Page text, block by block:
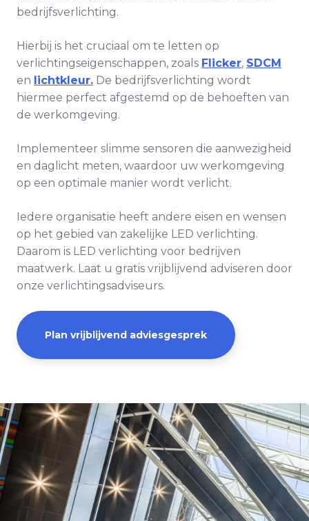
bedrijfsverlichting.
Hierbij is het cruciaal om te letten op
verlichtingseigenschappen, zoals Flicker, SDCM
en lichtkleur. De bedrijfsverlichting wordt
hiermee perfect afgestemd op de behoeften van
de werkomgeving.
Implementeer slimme sensoren die aanwezigheid
en daglicht meten, waardoor uw werkomgeving
op een optimale manier wordt verlicht.
Iedere organisatie heeft andere eisen en wensen
op het gebied van zakelijke LED verlichting.
Daarom is LED verlichting voor bedrijven
maatwerk. Laat u gratis vrijblijvend adviseren door
onze verlichtingsadviseurs.
Plan vrijblijvend adviesgesprek